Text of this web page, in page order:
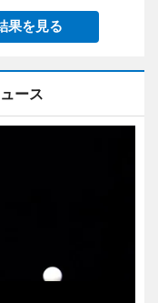
果を見る
ース